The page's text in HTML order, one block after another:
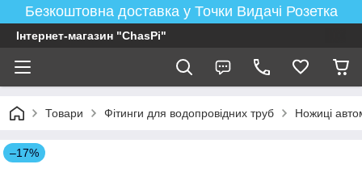
Безкоштовна доставка у Точки Видачі Розетка
Інтернет-магазин "ChasPi"
Товари Фітинги для водопровідних труб Ножиці
–17%